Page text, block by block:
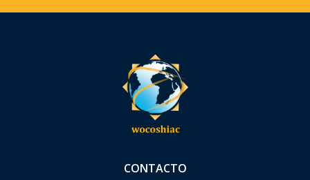
CONTACTO